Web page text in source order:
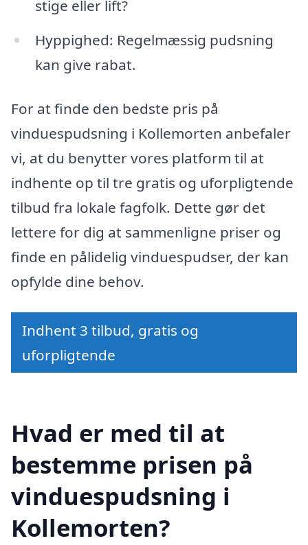
stige eller lift?
Hyppighed: Regelmæssig pudsning
kan give rabat.
For at finde den bedste pris på
vinduespudsning i Kollemorten anbefaler
vi, at du benytter vores platform til at
indhente op til tre gratis og uforpligtende
tilbud fra lokale fagfolk. Dette gør det
lettere for dig at sammenligne priser og
finde en pålidelig vinduespudser, der kan
opfylde dine behov.
Indhent 3 tilbud, gratis og
uforpligtende
Hvad er med til at
bestemme prisen på
vinduespudsning i
Kollemorten?